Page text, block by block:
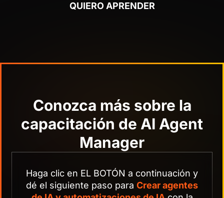
QUIERO APRENDER
Conozca más sobre la
capacitación de AI Agent
Manager
Haga clic en EL BOTÓN a continuación y
dé el siguiente paso para Crear agentes